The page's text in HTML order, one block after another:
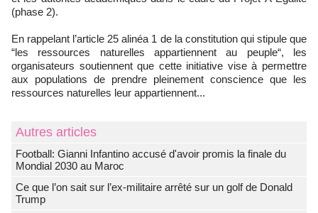
(phase 2).
En rappelant l’article 25 alinéa 1 de la constitution qui stipule que
“les ressources naturelles appartiennent au peuple“, les
organisateurs soutiennent que cette initiative vise à permettre
aux populations de prendre pleinement conscience que les
ressources naturelles leur appartiennent...
Autres articles
Football: Gianni Infantino accusé d'avoir promis la finale du
Mondial 2030 au Maroc
Ce que l’on sait sur l’ex-militaire arrêté sur un golf de Donald
Trump